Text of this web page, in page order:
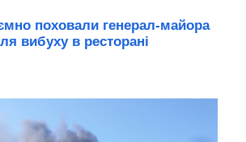
поховали генерал-майора
вибуху в ресторані